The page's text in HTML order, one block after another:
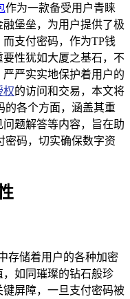
作为一款备受用户青睐
堡垒，为用户提供了极
支付密码，作为TP钱
性犹如大厦之基石，不
严实实地保护着用户的
权的访问和交易，本文将
的各个方面，涵盖其重
题解答等内容，旨在助
密码，切实确保数字资
存储着用户的各种加密
如同璀璨的钻石般珍
屏障，一旦支付密码被